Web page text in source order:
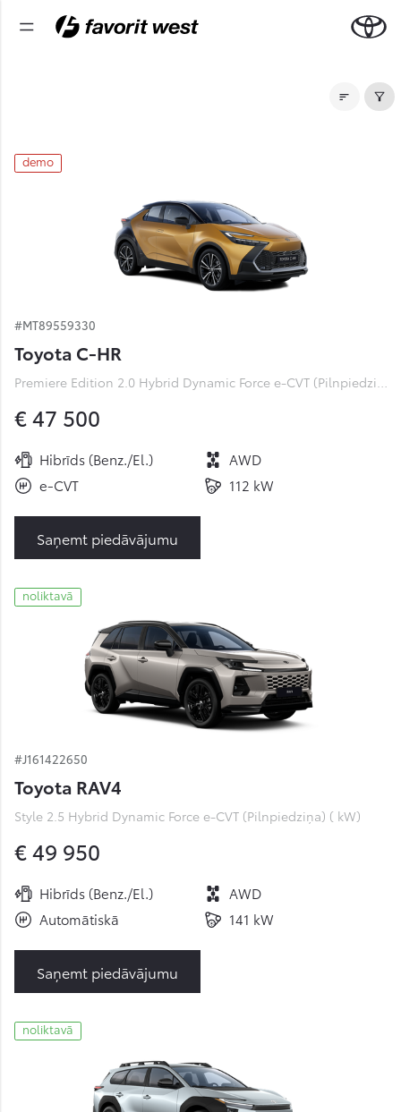
demo
#MT89559330
Toyota C-HR
Premiere Edition 2.0 Hybrid Dynamic Force e-CVT (Pilnpiedziņa) (112 kW)
€ 47 500
Hibrīds (Benz./El.)
AWD
e-CVT
112 kW
Saņemt piedāvājumu
noliktavā
#J161422650
Toyota RAV4
Style 2.5 Hybrid Dynamic Force e-CVT (Pilnpiedziņa) ( kW)
€ 49 950
Hibrīds (Benz./El.)
AWD
Automātiskā
141 kW
Saņemt piedāvājumu
noliktavā